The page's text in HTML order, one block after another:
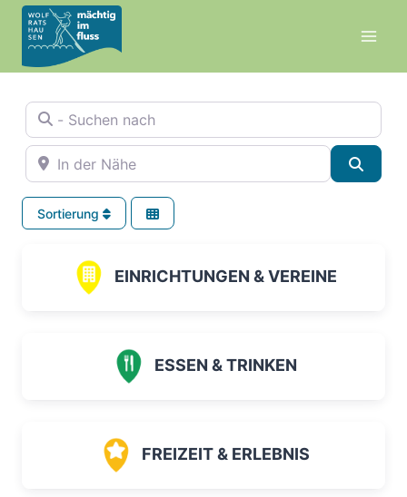
Zum
Inhalt
springen
- Suchen nach
In der Nähe
Sortierung
EINRICHTUNGEN & VEREINE
ESSEN & TRINKEN
FREIZEIT & ERLEBNIS